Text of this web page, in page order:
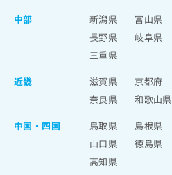
中部
新潟県 富山県
長野県
岐阜県
三重県
近畿
滋賀県 京都府
奈良県
和歌山県
中国・四国
鳥取県 島根県
山口県
徳島県
高知県